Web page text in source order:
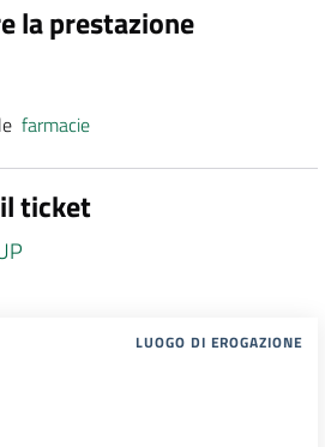
la prestazione
farmacie
ticket
LUOGO DI EROGAZIONE